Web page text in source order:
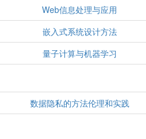
Web信息处理与应用
嵌入式系统设计方法
量子计算与机器学习
数据隐私的方法伦理和实践